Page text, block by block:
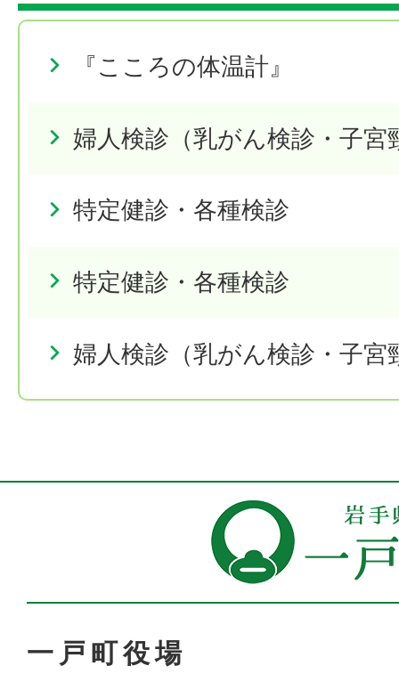
『こころの体温計』
婦人検診（乳がん検診・子宮
特定健診・各種検診
特定健診・各種検診
婦人検診（乳がん検診・子宮
一戸町役場